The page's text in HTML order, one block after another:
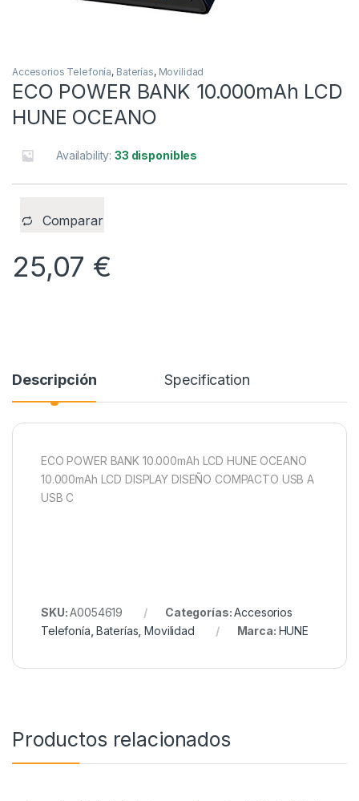
Accesorios Telefonía, Baterías, Movilidad
ECO POWER BANK 10.000mAh LCD
HUNE OCEANO
Availability:33 disponibles
Comparar
25,07 €
Descripción Specification
ECO POWER BANK 10.000mAh LCD HUNE OCEANO
10.000mAh LCD DISPLAY DISEÑO COMPACTO USB A
USB C
SKU:A0054619 Categorías:Accesorios
Telefonía ,Baterías ,Movilidad Marca: HUNE
Productos relacionados